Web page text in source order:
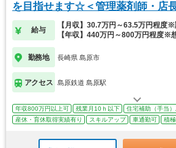
を目指せます☆＜管理薬剤師・店
給与
【月収】30.7万円～63.5万円程度
【年収】440万円～800万円程度※
勤務地 長崎県 島原市
アクセス 島原鉄道 島原駅
年収800万円以上可 残業月10ｈ以下
住宅補助（手当）
産休・育休取得実績有り
スキルアップ 車通勤可 積